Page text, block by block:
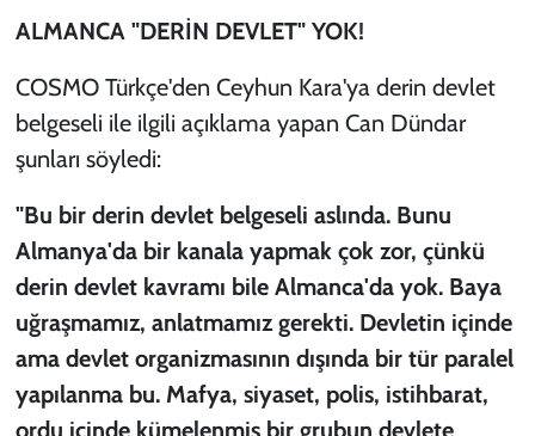
ALMANCA "DERİN DEVLET" YOK!
COSMO Türkçe'den Ceyhun Kara'ya derin devlet
belgeseli ile ilgili açıklama yapan Can Dündar
şunları söyledi:
"Bu bir derin devlet belgeseli aslında. Bunu
Almanya'da bir kanala yapmak çok zor, çünkü
derin devlet kavramı bile Almanca'da yok. Baya
uğraşmamız, anlatmamız gerekti. Devletin içinde
ama devlet organizmasının dışında bir tür paralel
yapılanma bu. Mafya, siyaset, polis, istihbarat,